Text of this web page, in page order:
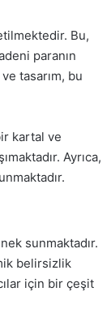
Bu,
paranın
tasarım, bu
kartal ve
Ayrıca,
sunmaktadır.
belirsizlik
için bir çeşit